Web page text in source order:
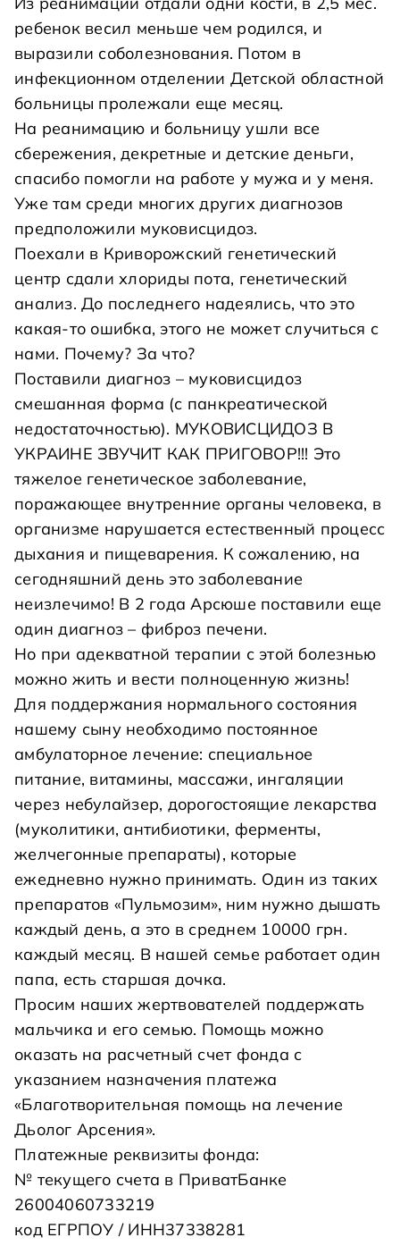
ребенок весил меньше чем родился, и
выразили соболезнования. Потом в
инфекционном отделении Детской областной
больницы пролежали еще месяц.
На реанимацию и больницу ушли все
сбережения, декретные и детские деньги,
спасибо помогли на работе у мужа и у меня.
Уже там среди многих других диагнозов
предположили муковисцидоз.
Поехали в Криворожский генетический
центр сдали хлориды пота, генетический
анализ. До последнего надеялись, что это
какая-то ошибка, этого не может случиться с
нами. Почему? За что?
Поставили диагноз – муковисцидоз
смешанная форма (с панкреатической
недостаточностью). МУКОВИСЦИДОЗ В
УКРАИНЕ ЗВУЧИТ КАК ПРИГОВОР!!! Это
тяжелое генетическое заболевание,
поражающее внутренние органы человека, в
организме нарушается естественный процесс
дыхания и пищеварения. К сожалению, на
сегодняшний день это заболевание
неизлечимо! В 2 года Арсюше поставили еще
один диагноз – фиброз печени.
Но при адекватной терапии с этой болезнью
можно жить и вести полноценную жизнь!
Для поддержания нормального состояния
нашему сыну необходимо постоянное
амбулаторное лечение: специальное
питание, витамины, массажи, ингаляции
через небулайзер, дорогостоящие лекарства
(муколитики, антибиотики, ферменты,
желчегонные препараты), которые
ежедневно нужно принимать. Один из таких
препаратов «Пульмозим», ним нужно дышать
каждый день, а это в среднем 10000 грн.
каждый месяц. В нашей семье работает один
папа, есть старшая дочка.
Просим наших жертвователей поддержать
мальчика и его семью. Помощь можно
оказать на расчетный счет фонда с
указанием назначения платежа
«Благотворительная помощь на лечение
Дьолог Арсения».
Платежные реквизиты фонда:
№ текущего счета в ПриватБанке
26004060733219
код ЕГРПОУ / ИНН37338281